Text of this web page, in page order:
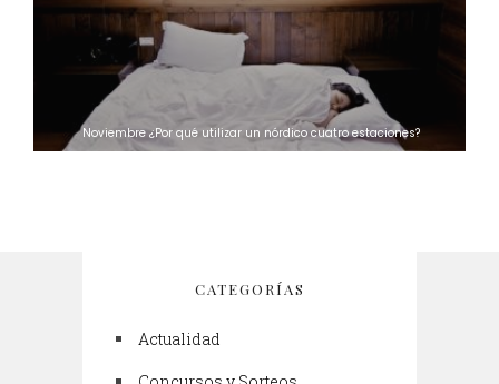
Noviembre ¿Por qué utilizar un nórdico cuatro estaciones?
CATEGORÍAS
Actualidad